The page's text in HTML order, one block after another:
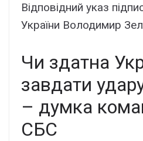
Відповідний указ
України Володимир
Чи здатна
завдати
– думка
СБС